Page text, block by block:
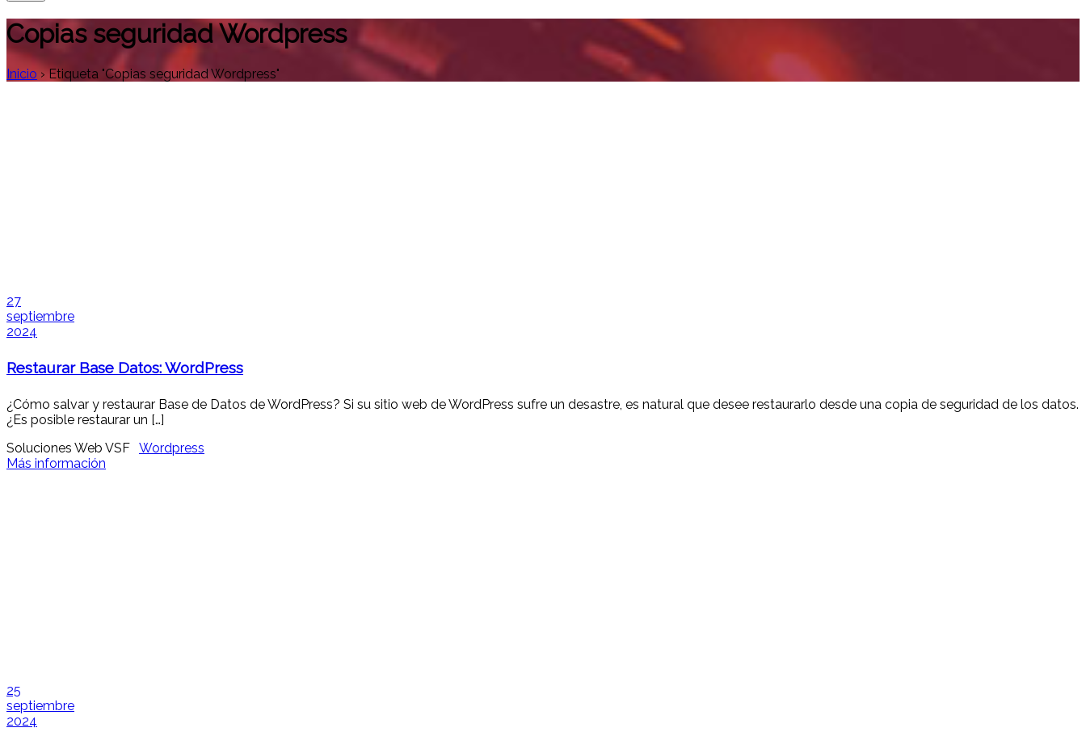
Copias seguridad Wordpress
Inicio ›Etiqueta "Copias seguridad Wordpress"
27
septiembre
2024
Restaurar Base Datos: WordPress
¿Cómo salvar y restaurar Base de Datos de WordPress? Si su sitio web de WordPress sufre un desastre, es natural que desee restaurarlo desde una copia de seguridad de los datos.
¿Es posible restaurar un […]
Soluciones Web VSF Wordpress
Más información
25
septiembre
2024